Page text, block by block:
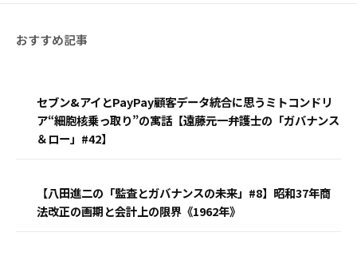
セブン&アイとPayPay顧客データ統合に思うミトコンドリ
ア“細胞核乗っ取り”の寓話【遠藤元一弁護士の「ガバナンス
＆ロー」#42】
【八田進二の「監査とガバナンスの未来」#8】昭和37年商
法改正の画期と会計上の限界《1962年》